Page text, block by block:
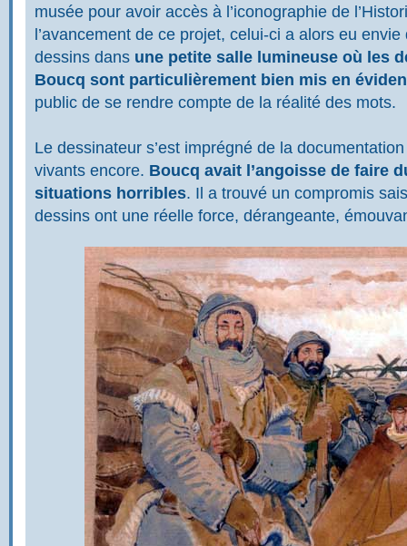
musée pour avoir accès à l’iconographie de
l’avancement de ce projet, celui-ci a alors eu envie
dessins dans une petite salle lumineuse où les
Boucq sont particulièrement bien mis en
public de se rendre compte de la réalité des mots.
Le dessinateur s’est imprégné de la
vivants encore. Boucq avait l’angoisse de faire
situations horribles. Il a trouvé un compromis
dessins ont une réelle force, dérangeante,